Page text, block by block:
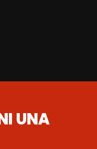
UNA